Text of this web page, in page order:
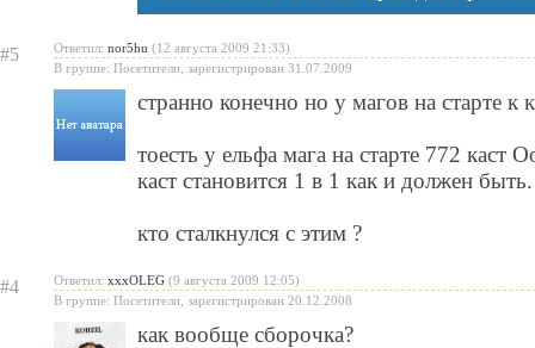
#5 Ответил: nor5hu (12 августа 2009 21:33)
В группе: Посетители, зарегистрирован 31.07.2009
странно конечно но у магов на старте к
тоесть у ельфа мага на старте 772 каст
каст становится 1 в 1 как и должен быть.
кто сталкнулся с этим ?
#4 Ответил: xxxOLEG (9 августа 2009 12:05)
В группе: Посетители, зарегистрирован 20.12.2008
как вообще сборочка?